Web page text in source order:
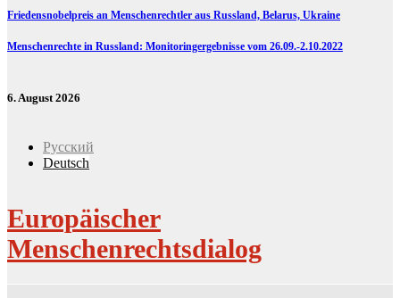
Friedensnobelpreis an Menschenrechtler aus Russland, Belarus, Ukraine
Menschenrechte in Russland: Monitoringergebnisse vom 26.09.-2.10.2022
6. August 2026
Русский
Deutsch
Europäischer
Menschenrechtsdialog